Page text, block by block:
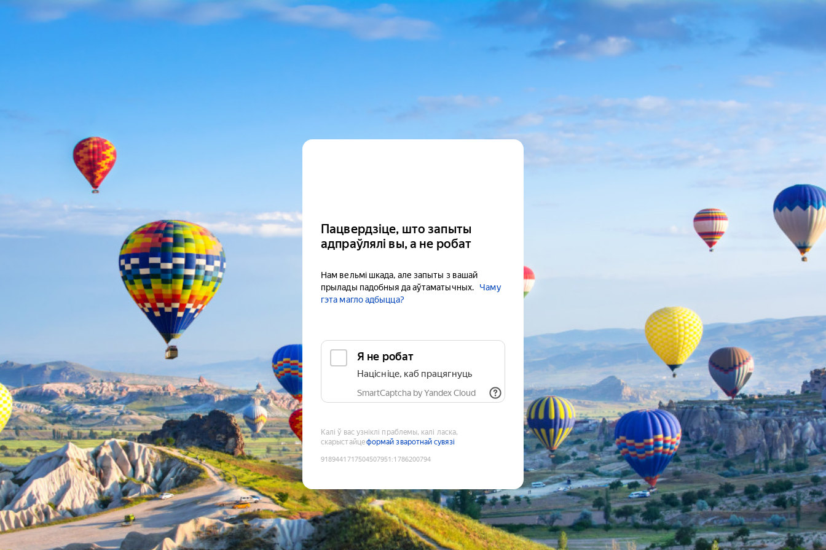
Пацвердзіце, што запыты
адпраўлялі вы, а не робат
Нам вельмі шкада, але запыты з вашай
прылады падобныя да аўтаматычных.
Чаму
гэта магло адбыцца?
Я не робат
Націсніце, каб працягнуць
SmartCaptcha by Yandex Cloud
Калі ў вас узніклі праблемы, калі ласка,
скарыстайцеформай зваротнай сувязі
9189441717504507951 :1786200794